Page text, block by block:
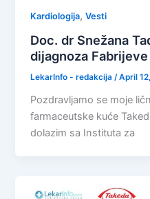
Kardiologija,Vesti
Doc. dr Snežana
dijagnoza
LekarInfo - redakcija /April
Pozdravljamo se moje
farmaceutske kuće
dolazim sa Instituta za